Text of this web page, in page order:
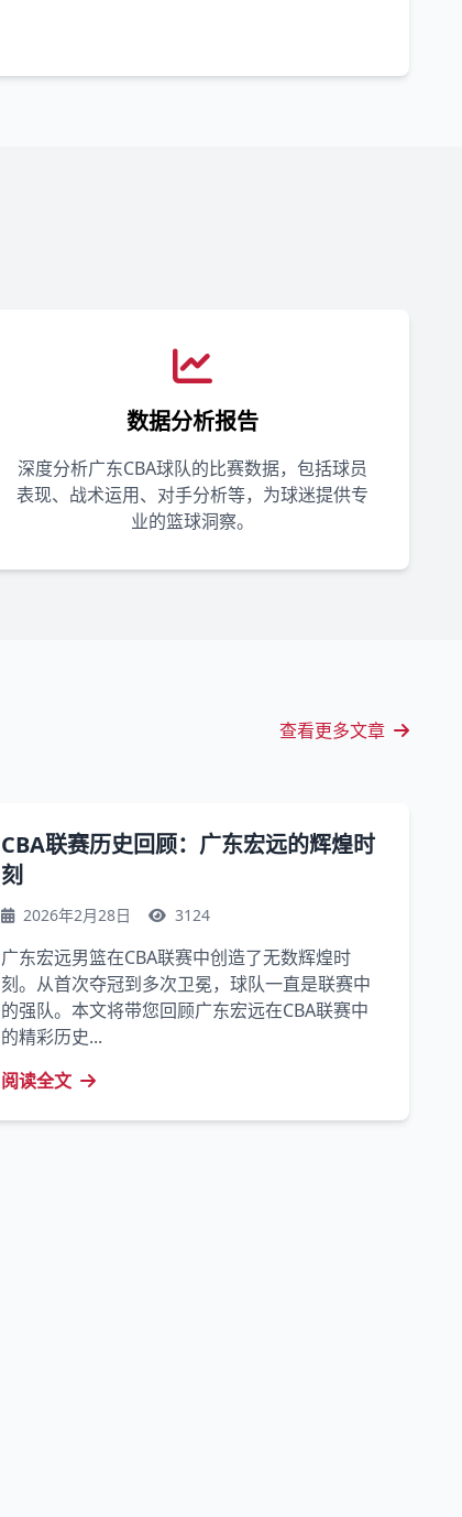
数据分析报告
深度分析广东CBA球队的比赛数据，包括球员
表现、战术运用、对手分析等，为球迷提供专
业的篮球洞察。
查看更多文章
CBA联赛历史回顾：广东宏远的辉煌时
刻
2026年2月28日 3124
广东宏远男篮在CBA联赛中创造了无数辉煌时
刻。从首次夺冠到多次卫冕，球队一直是联赛中
的强队。本文将带您回顾广东宏远在CBA联赛中
的精彩历史...
阅读全文